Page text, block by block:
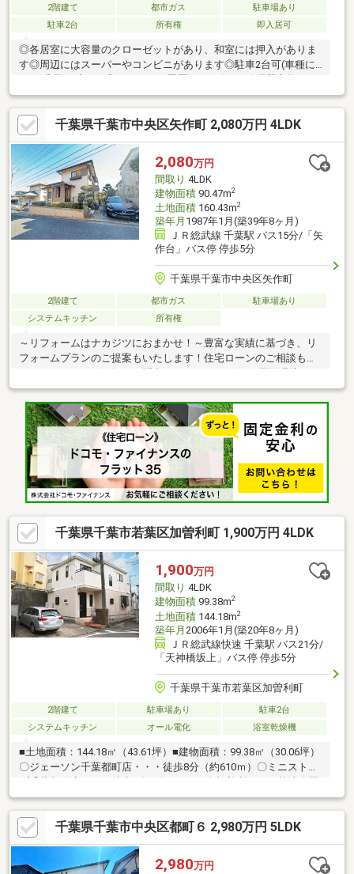
2階建て 都市ガス
駐車場あり
駐車2台
所有権 即入居可
◎各居室に大容量のクローゼットがあり、和室には押入がありま
す◎周辺にはスーパーやコンビニがあります◎駐車2台可(車種に
希望の住まい探しをお手伝いします ━━━━━・・・物件の詳
細・ご相談はお気軽にお問い合わせください。
千葉県千葉市中央区矢作町 2,080万円 4LDK
2,080万円
間取り 4LDK
建物面積90.47m2
土地面積160.43m2
築年月 1987年1月(築39年8ヶ月)
ＪＲ総武線 千葉駅 バス15分/「矢
作台」バス停 停歩5分
千葉県千葉市中央区矢作町
2階建て 都市ガス
駐車場あり
システムキッチン
所有権
～リフォームはナカジツにおまかせ！～豊富な実績に基づき、リ
フォームプランのご提案もいたします！住宅ローンのご相談も承
ブン-イレブン 千葉青葉町店／徒歩約10分／約800ｍオリンピック
千葉東店／徒歩約8分／約600ｍドラッグセイムス 星久喜店／徒歩
約10分／約750ｍ千葉市立青葉病院／徒歩約9分／約650ｍねだ公
園／徒歩約1分／約73ｍ□■交通■□総武線「千葉」駅、バスで約15
分総武線「千葉」駅、車で約12分京成バス「矢作台」停 徒歩約
5分京成電鉄千原線「千葉寺」駅 徒歩約25分
千葉県千葉市若葉区加曽利町 1,900万円 4LDK
1,900万円
間取り 4LDK
建物面積99.38m2
土地面積144.18m2
築年月 2006年1月(築20年8ヶ月)
ＪＲ総武線快速 千葉駅 バス21分/
「天神橋坂上」バス停 停歩5分
千葉県千葉市若葉区加曽利町
2階建て 駐車場あり
駐車2台
システムキッチン
オール電化 浴室乾燥機
■土地面積：144.18㎡（43.61坪）■建物面積：99.38㎡（30.06坪）
〇ジェーソン千葉都町店・・・徒歩8分（約610ｍ）〇ミニストッ
丘遊具広場・・・徒歩3分（約230ｍ）〇千葉市立都小学校・・・
徒歩13分（約1010ｍ）〇千葉市立加曽利中学校・・・徒歩7分
（約490ｍ）その他法令上の制限：がけ条例
千葉県千葉市中央区都町６ 2,980万円 5LDK
2,980万円